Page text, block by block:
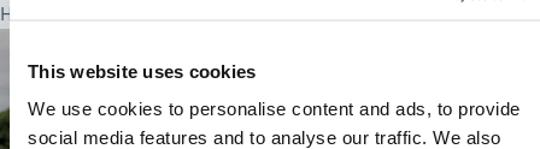
This website uses cookies
We use cookies to personalise content and ads, to provide
social media features and to analyse our traffic. We also
Halten Sie sich bei Bedarf an einer Wand fest.